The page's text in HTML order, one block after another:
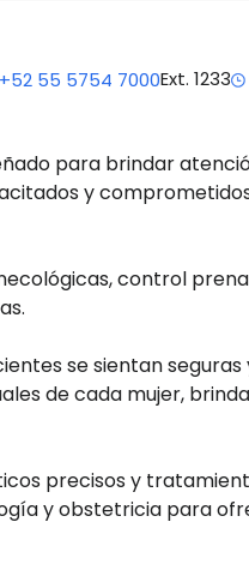
+52 55 5754 7000Ext. 1233
para brindar
y
control
se sientan
de cada mujer,
precisos y
y obstetricia para